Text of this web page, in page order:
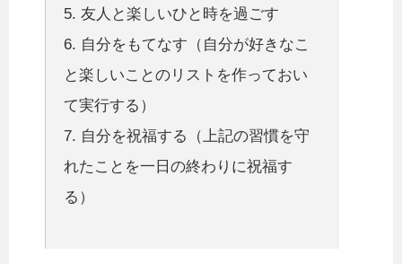
5. 友人と楽しいひと時を過ごす
6. 自分をもてなす（自分が好きなこ
と楽しいことのリストを作っておい
て実行する）
7. 自分を祝福する（上記の習慣を守
れたことを一日の終わりに祝福す
る）